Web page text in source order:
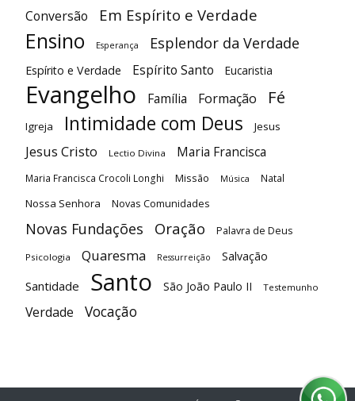
Conversão Em Espírito e Verdade
Ensino Esperança Esplendor da Verdade
Espírito e Verdade Espírito Santo Eucaristia
Evangelho Família Formação Fé
Igreja Intimidade com Deus Jesus
Jesus Cristo Lectio Divina Maria Francisca
Maria Francisca Crocoli Longhi Missão Música Natal
Nossa Senhora Novas Comunidades
Novas Fundações Oração Palavra de Deus
Psicologia Quaresma Ressurreição Salvação
Santidade Santo São João Paulo II Testemunho
Verdade Vocação